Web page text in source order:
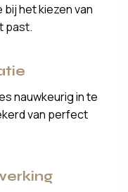
het kiezen van
past.
nauwkeurig in te
van perfect